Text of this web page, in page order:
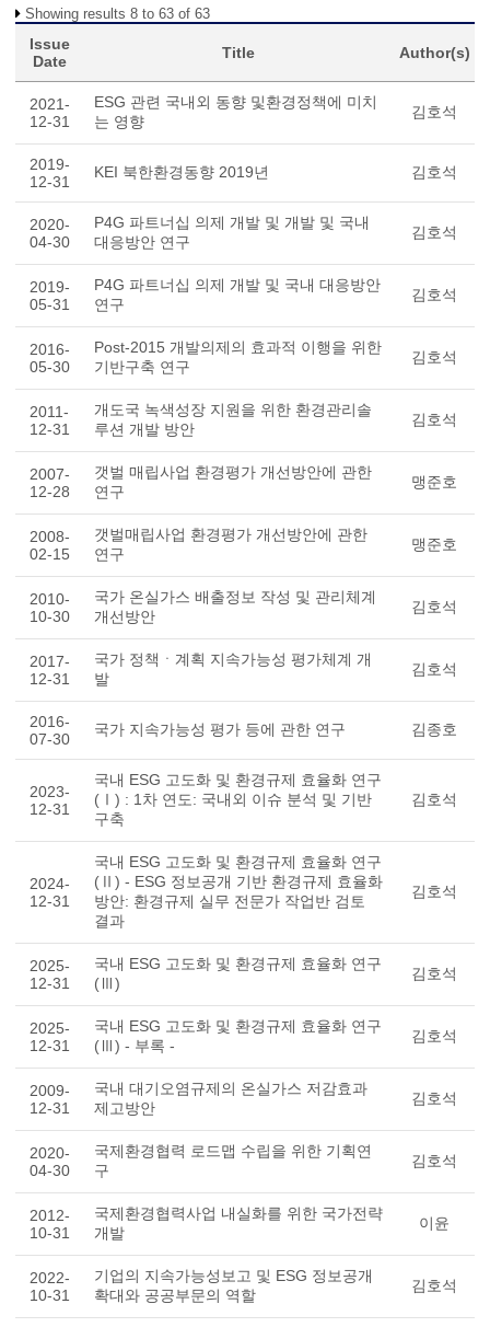
Showing results 8 to 63 of 63
Issue
Date
Title Author(s)
2021-
12-31
ESG 관련 국내외 동향 및환경정책에 미치
는 영향
김호석
2019-
12-31
KEI 북한환경동향 2019년 김호석
2020-
04-30
P4G 파트너십 의제 개발 및 개발 및 국내
대응방안 연구
김호석
2019-
05-31
P4G 파트너십 의제 개발 및 국내 대응방안
연구
김호석
2016-
05-30
Post-2015 개발의제의 효과적 이행을 위한
기반구축 연구
김호석
2011-
12-31
개도국 녹색성장 지원을 위한 환경관리솔
루션 개발 방안
김호석
2007-
12-28
갯벌 매립사업 환경평가 개선방안에 관한
연구
맹준호
2008-
02-15
갯벌매립사업 환경평가 개선방안에 관한
연구
맹준호
2010-
10-30
국가 온실가스 배출정보 작성 및 관리체계
개선방안
김호석
2017-
12-31
국가 정책ㆍ계획 지속가능성 평가체계 개
발
김호석
2016-
07-30
국가 지속가능성 평가 등에 관한 연구 김종호
2023-
12-31
국내 ESG 고도화 및 환경규제 효율화 연구
(Ⅰ) : 1차 연도: 국내외 이슈 분석 및 기반
구축
김호석
2024-
12-31
국내 ESG 고도화 및 환경규제 효율화 연구
(Ⅱ) - ESG 정보공개 기반 환경규제 효율화
방안: 환경규제 실무 전문가 작업반 검토
결과
김호석
2025-
12-31
국내 ESG 고도화 및 환경규제 효율화 연구
(Ⅲ)
김호석
2025-
12-31
국내 ESG 고도화 및 환경규제 효율화 연구
(Ⅲ) - 부록 -
김호석
2009-
12-31
국내 대기오염규제의 온실가스 저감효과
제고방안
김호석
2020-
04-30
국제환경협력 로드맵 수립을 위한 기획연
구
김호석
2012-
10-31
국제환경협력사업 내실화를 위한 국가전략
개발
이윤
2022-
10-31
기업의 지속가능성보고 및 ESG 정보공개
확대와 공공부문의 역할
김호석